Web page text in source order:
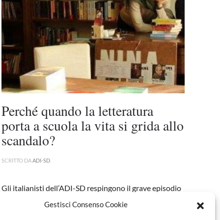
Gestisci Consenso Cookie
Perché quando la letteratura
porta a scuola la vita si grida allo
scandalo?
SCRITTO DAADI-SD.
Gli italianisti dell’ADI-SD respingono il grave episodio
giovani e degliinsegnanti occorso al...